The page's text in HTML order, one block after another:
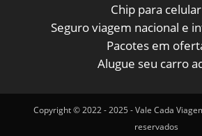
Chip para celular
Seguro viagem nacional e
Pacotes em
Alugue seu carro
Copyright © 2022 - 2025 - Vale Cada
reservados